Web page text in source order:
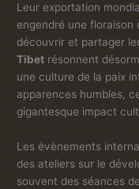
Leur exportation
engendré une floraison
découvrir et partager
Tibet résonnent
une culture de la paix
apparences humbles,
gigantesque impact
Les évènements
des ateliers sur le
souvent des séances